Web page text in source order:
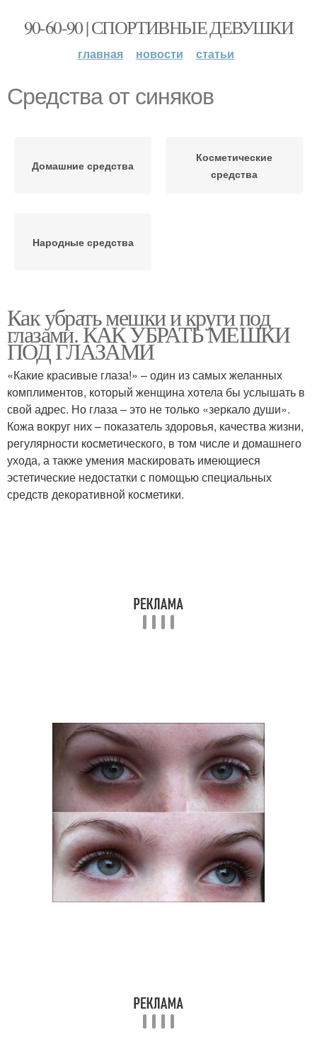
90-60-90 | СПОРТИВНЫЕ ДЕВУШКИ
главная новости статьи
Средства от синяков
Домашние средства
Косметические
средства
Народные средства
Как убрать мешки и круги под
глазами. КАК УБРАТЬ МЕШКИ
ПОД ГЛАЗАМИ
«Какие красивые глаза!» – один из самых желанных
комплиментов, который женщина хотела бы услышать в
свой адрес. Но глаза – это не только «зеркало души».
Кожа вокруг них – показатель здоровья, качества жизни,
регулярности косметического, в том числе и домашнего
ухода, а также умения маскировать имеющиеся
эстетические недостатки с помощью специальных
средств декоративной косметики.